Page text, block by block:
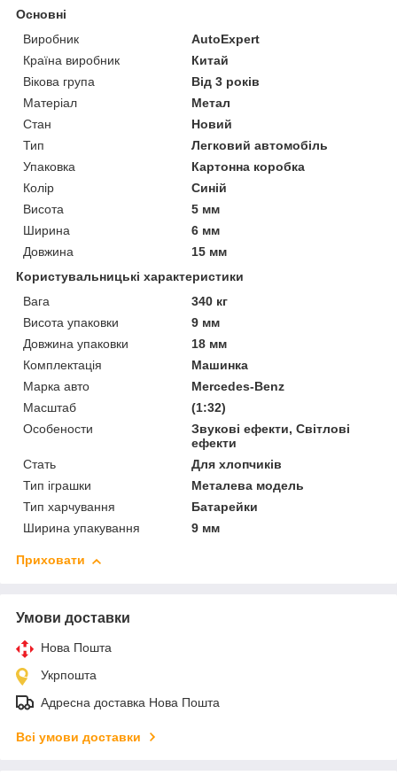
Основні
Виробник
AutoExpert
Країна виробник
Китай
Вікова група
Від 3 років
Матеріал
Метал
Стан
Новий
Тип
Легковий автомобіль
Упаковка
Картонна коробка
Колір
Синій
Висота
5 мм
Ширина
6 мм
Довжина
15 мм
Користувальницькі характеристики
Вага
340 кг
Висота упаковки
9 мм
Довжина упаковки
18 мм
Комплектація
Машинка
Марка авто
Mercedes-Benz
Масштаб
(1:32)
Особености
Звукові ефекти, Світлові
ефекти
Стать
Для хлопчиків
Тип іграшки
Металева модель
Тип харчування
Батарейки
Ширина упакування
9 мм
Приховати
Умови доставки
Нова Пошта
Укрпошта
Адресна доставка Нова Пошта
Всі умови доставки